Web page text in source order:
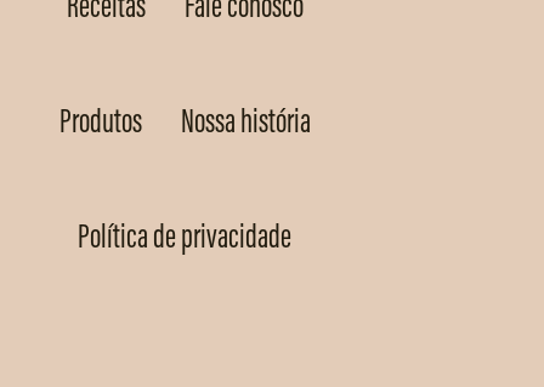
Produtos Nossa história
Política de privacidade